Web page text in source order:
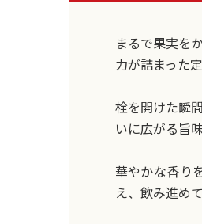
まるで果実を
力が詰まった
栓を開けた瞬
いに広がる旨
華やかな香り
え、飲み進め